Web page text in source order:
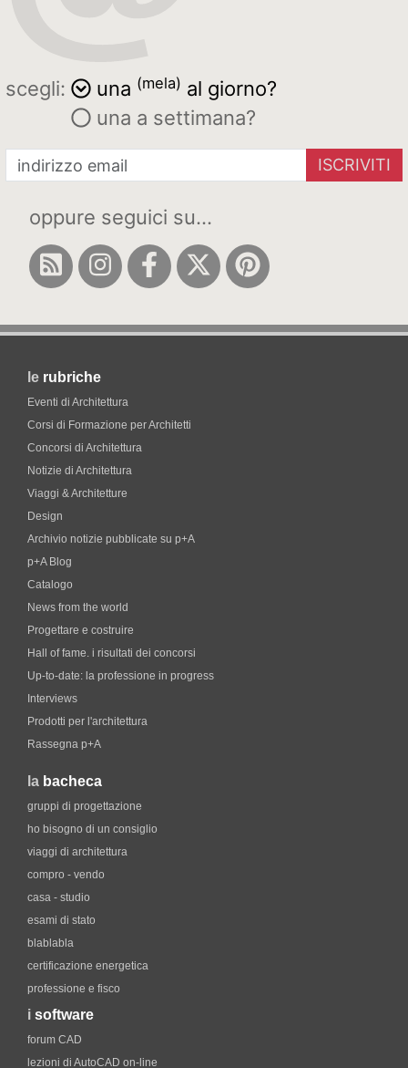
scegli: una (mela) al giorno?
una a settimana?
ISCRIVITI
oppure seguici su...
le rubriche
Eventi di Architettura
Corsi di Formazione per Architetti
Concorsi di Architettura
Notizie di Architettura
Viaggi & Architetture
Design
Archivio notizie pubblicate su p+A
p+A Blog
Catalogo
News from the world
Progettare e costruire
Hall of fame. i risultati dei concorsi
Up-to-date: la professione in progress
Interviews
Prodotti per l'architettura
Rassegna p+A
la bacheca
gruppi di progettazione
ho bisogno di un consiglio
viaggi di architettura
compro - vendo
casa - studio
esami di stato
blablabla
certificazione energetica
professione e fisco
i software
forum CAD
lezioni di AutoCAD on-line